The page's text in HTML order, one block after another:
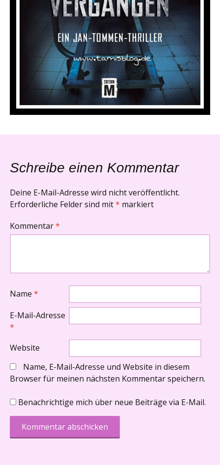
Schreibe einen Kommentar
Deine E-Mail-Adresse wird nicht veröffentlicht.
Erforderliche Felder sind mit* markiert
Kommentar*
Name *
E-Mail-Adresse
*
Website
Name, E-Mail-Adresse und Website in diesem
Browser für meinen nächsten Kommentar speichern.
Benachrichtige mich über neue Beiträge via E-Mail.